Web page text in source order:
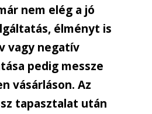
nem elég a jó
élményt is
vagy negatív
pedig messze
vásárláson. Az
tapasztalat után